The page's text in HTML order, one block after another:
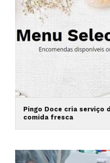
Pingo Doce cria serviço
comida fresca